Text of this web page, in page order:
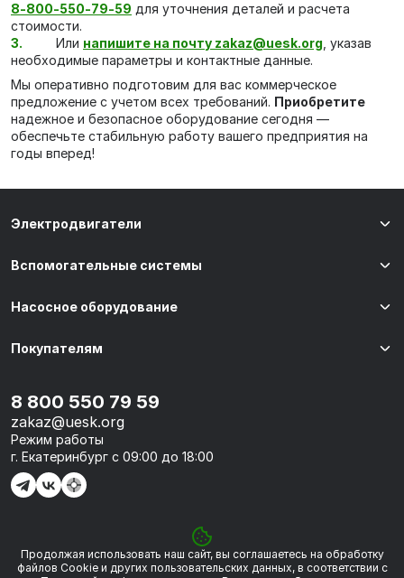
8‑800‑550‑79‑59 для уточнения деталей и расчета
стоимости.
Или напишите на почту zakaz@uesk.org , указав
необходимые параметры и контактные данные.
Мы оперативно подготовим для вас коммерческое
предложение с учетом всех требований. Приобретите
надежное и безопасное оборудование сегодня —
обеспечьте стабильную работу вашего предприятия на
годы вперед!
© 2026 «УЭСК-ТЕХНОЛОГИИ»
Электродвигатели
Вспомогательные системы
Насосное оборудование
Покупателям
8 800 550 79 59
zakaz@uesk.org
Режим работы
г. Екатеринбург с 09:00 до 18:00
Продолжая использовать наш сайт, вы соглашаетесь на обработку
файлов Сookie и других пользовательских данных, в соответствии с